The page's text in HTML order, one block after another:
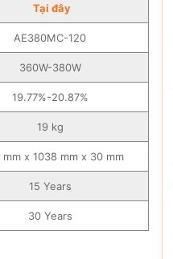
Tại đây
AE380MC-120
360W-380W
19.77%-20.87%
19 kg
mm x 1038 mm x 30 mm
15 Years
30 Years
- AE380MC-120 số lượng